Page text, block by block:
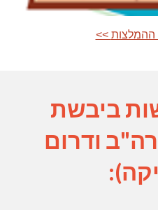
ההמלצות
ביבשת
ודרום